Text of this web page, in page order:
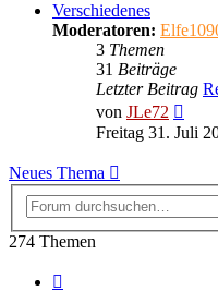
Verschiedenes
Moderatoren:
3 Themen
31 Beiträge
Letzter Beitrag
von JLe72
Freitag 31. Juli
Neues Thema
274 Themen